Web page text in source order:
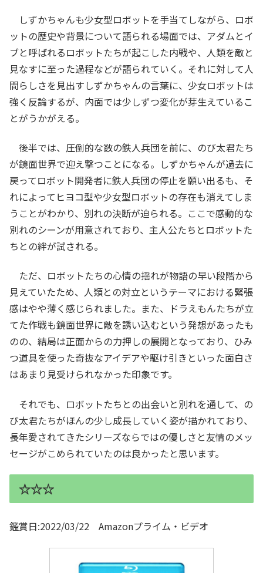
しずかちゃんも少女型ロボットを手当てしながら、ロボ
ットの歴史や背景について語られる場面では、アダムとイ
ブと呼ばれるロボットたちが起こした内戦や、人類を敵と
見なすに至った過程などが語られていく。それに対して人
間らしさを見出すしずかちゃんの言葉に、少女ロボットは
強く反論するが、内面では少しずつ変化が芽生えているこ
とがうかがえる。
後半では、圧倒的な数の鉄人兵団を前に、のび太君たち
が鏡面世界で迎え撃つことになる。しずかちゃんが過去に
戻ってロボット開発者に鉄人兵団の停止を願い出るも、そ
れによってヒヨコ型や少女型ロボットの存在も消えてしま
うことがわかり、別れの決断が迫られる。ここで感動的な
別れのシーンが用意されており、主人公たちとロボットた
ちとの絆が試される。
ただ、ロボットたちの心情の揺れが物語の早い段階から
見えていたため、人類との対立というテーマにおける緊張
感はやや薄く感じられました。また、ドラえもんたちが立
てた作戦も鏡面世界に敵を誘い込むという発想があったも
のの、結局は正面からの力押しの展開となっており、ひみ
つ道具を使った奇抜なアイデアや駆け引きといった面白さ
はあまり見受けられなかった印象です。
それでも、ロボットたちとの出会いと別れを通して、の
び太君たちがほんの少し成長していく姿が描かれており、
長年愛されてきたシリーズならではの優しさと友情のメッ
セージがこめられていたのは良かったと思います。
☆☆☆
鑑賞日:2022/03/22 Amazonプライム・ビデオ